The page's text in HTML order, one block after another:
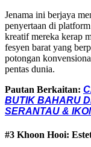
Jenama ini berjaya
penyertaan di
kreatif mereka kerap
fesyen barat yang
potongan
pentas dunia.
Pautan Berkaitan:
BUTIK BAHARU
SERANTAU &
#3 Khoon Hooi: